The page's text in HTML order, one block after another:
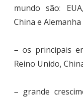
mundo são:
China e Alemanha
– os principais
Reino Unido,
– grande